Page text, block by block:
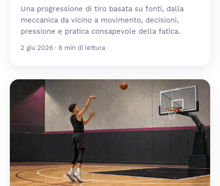
Una progressione di tiro basata su fonti, dalla
meccanica da vicino a movimento, decisioni,
pressione e pratica consapevole della fatica.
2 giu 2026 · 8 min di lettura